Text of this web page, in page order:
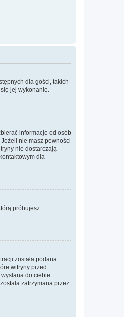
dla gości, takich
jej wykonanie.
informacje od osób
nie masz pewności
nie dostarczają
dla
próbujesz
została podana
witryny przed
do ciebie
zatrzymana przez